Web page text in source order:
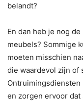
belandt?
En dan heb je nog
meubels? Sommige
moeten misschien
die waardevol zijn of
en zorgen ervoor